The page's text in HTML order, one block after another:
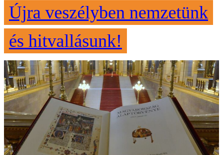
Újra veszélyben nemzetünk
és hitvallásunk!